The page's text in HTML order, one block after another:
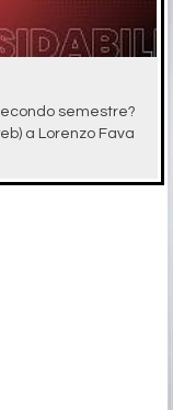
semestre?
a Lorenzo Fava